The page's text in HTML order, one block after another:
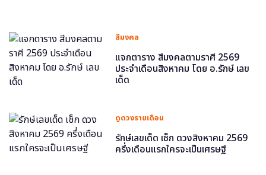
สีมงคล
แจกตาราง สีมงคลตามราศี 2569
ประจำเดือนสิงหาคม โดย อ.รักษ์ เลข
เด็ด
ดูดวงรายเดือน
รักษ์เลขเด็ด เช็ก ดวงสิงหาคม 2569
ครึ่งเดือนแรกใครจะเป็นเศรษฐี